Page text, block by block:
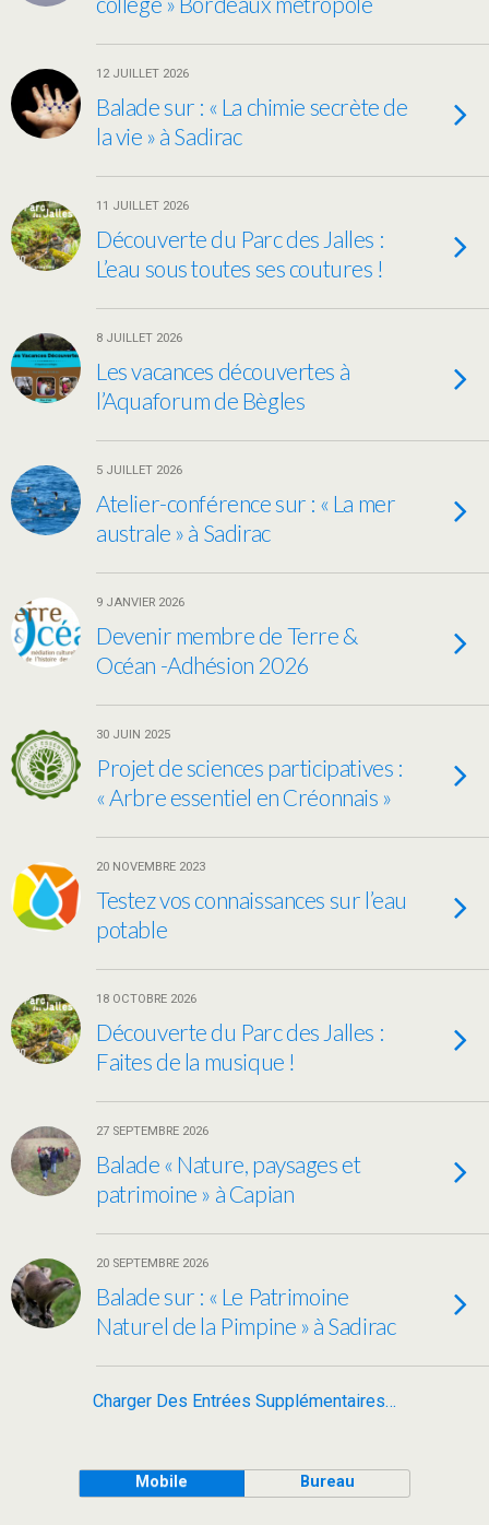
12 JUILLET 2026
Balade sur : « La chimie secrète de
la vie » à Sadirac
11 JUILLET 2026
Découverte du Parc des Jalles :
L’eau sous toutes ses coutures !
8 JUILLET 2026
Les vacances découvertes à
l’Aquaforum de Bègles
5 JUILLET 2026
Atelier-conférence sur : « La mer
australe » à Sadirac
9 JANVIER 2026
Devenir membre de Terre &
Océan -Adhésion 2026
30 JUIN 2025
Projet de sciences participatives :
« Arbre essentiel en Créonnais »
20 NOVEMBRE 2023
Testez vos connaissances sur l’eau
potable
18 OCTOBRE 2026
Découverte du Parc des Jalles :
Faites de la musique !
27 SEPTEMBRE 2026
Balade « Nature, paysages et
patrimoine » à Capian
20 SEPTEMBRE 2026
Balade sur : « Le Patrimoine
Naturel de la Pimpine » à Sadirac
Charger Des Entrées Supplémentaires…
Mobile Bureau